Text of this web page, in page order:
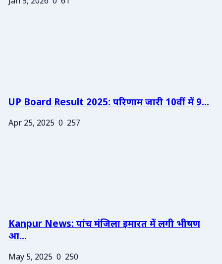
UP Board Result 2025: परिणाम जारी 10वीं में 9...
Apr 25, 2025 0 257
Kanpur News: पांच मंजिला इमारत में लगी भीषण
आ...
May 5, 2025 0 250